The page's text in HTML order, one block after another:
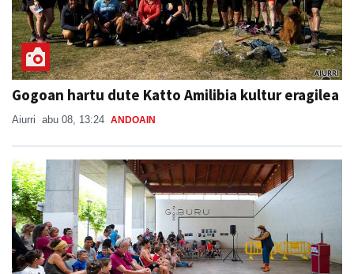
Gogoan hartu dute Katto Amilibia kultur eragilea
Aiurri abu 08, 13:24 ANDOAIN